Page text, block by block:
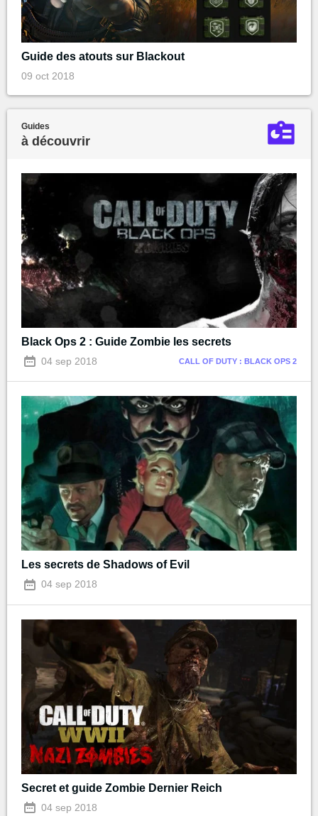
Guide des atouts sur Blackout
09 oct 2018
Guides
à découvrir
Black Ops 2 : Guide Zombie les secrets
04 sep 2018 CALL OF DUTY : BLACK OPS 2
Les secrets de Shadows of Evil
04 sep 2018
Secret et guide Zombie Dernier Reich
04 sep 2018